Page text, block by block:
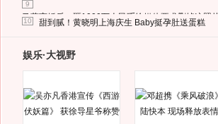
9
马蓉离婚后，砸1000万人民币给媒体要求删掉这照片
10 甜到腻！黄晓明上海庆生 Baby挺孕肚送蛋糕
娱乐·大视野